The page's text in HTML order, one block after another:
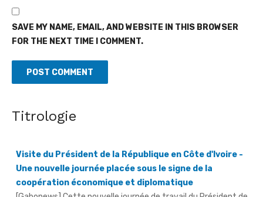
SAVE MY NAME, EMAIL, AND WEBSITE IN THIS BROWSER
FOR THE NEXT TIME I COMMENT.
Titrologie
coopération économique et diplomatique
[Gabonews] Cette nouvelle journée de travail du Président de
la République, Chef de l'État, Son Excellence Brice Clotaire